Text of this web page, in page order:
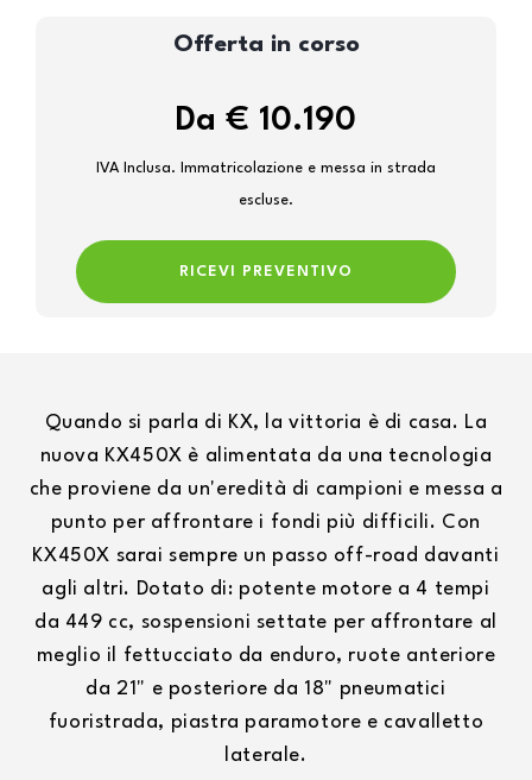
Offerta in corso
Da € 10.190
IVA Inclusa. Immatricolazione e messa in strada
escluse.
RICEVI PREVENTIVO
Quando si parla di KX, la vittoria è di casa. La
nuova KX450X è alimentata da una tecnologia
che proviene da un'eredità di campioni e messa a
punto per affrontare i fondi più difficili. Con
KX450X sarai sempre un passo off-road davanti
agli altri. Dotato di: potente motore a 4 tempi
da 449 cc, sospensioni settate per affrontare al
meglio il fettucciato da enduro, ruote anteriore
da 21" e posteriore da 18" pneumatici
fuoristrada, piastra paramotore e cavalletto
laterale.